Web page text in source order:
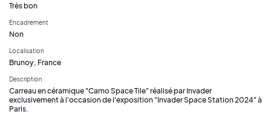
Très bon
Encadrement
Non
Localisation
Brunoy, France
Description
Carreau en céramique "Camo Space Tile" réalisé par Invader
exclusivement à l'occasion de l'exposition "Invader Space Station 2024" à
Paris.